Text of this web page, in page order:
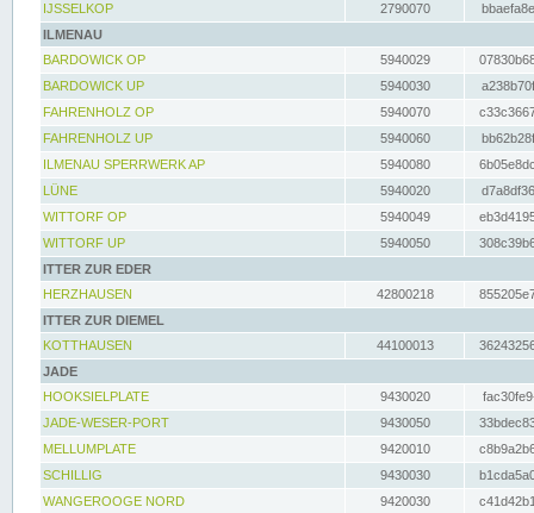
IJSSELKOP
2790070
ILMENAU
BARDOWICK OP
5940029
BARDOWICK UP
5940030
FAHRENHOLZ OP
5940070
FAHRENHOLZ UP
5940060
ILMENAU SPERRWERK AP
5940080
LÜNE
5940020
WITTORF OP
5940049
WITTORF UP
5940050
ITTER ZUR EDER
HERZHAUSEN
42800218
ITTER ZUR DIEMEL
KOTTHAUSEN
44100013
JADE
HOOKSIELPLATE
9430020
JADE-WESER-PORT
9430050
MELLUMPLATE
9420010
SCHILLIG
9430030
WANGEROOGE NORD
9420030